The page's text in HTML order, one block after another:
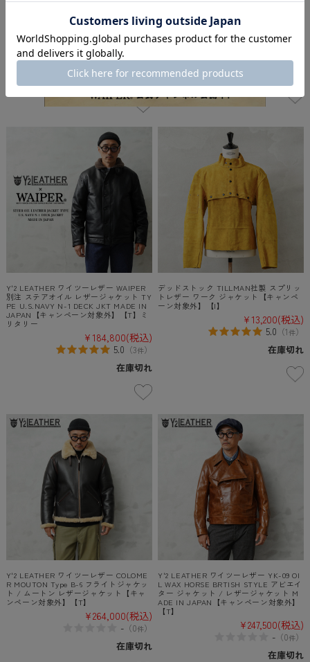
2 フライトジャケット / レザージャケッ
ト MADE IN JAPAN【キャンペーン対象
外】【T】
¥195,800(税込)
-（0件）
在庫切れ
T ラム レザー A-2 ジャケット【キャン
ペーン対象外】【T】
¥64,900(税込)
Y'2 LEATHER ワイツーレザー WAIPER
別注 ステアオイル レザージャケット TY
PE U.S.NAVY N-1 DECK JKT MADE IN
JAPAN【キャンペーン対象外】【T】ミ
リタリー
¥184,800(税込)
5.0 （3件）
在庫切れ
デッドストック TILLMAN社製 スプリッ
トレザー ワーク ジャケット【キャンペ
ーン対象外】【I】
¥13,200(税込)
5.0 （1件）
在庫切れ
Y'2 LEATHER ワイツーレザー COLOME
R MOUTON Type B-6 フライトジャケッ
ト / ムートン レザージャケット【キャ
ンペーン対象外】【T】
¥264,000(税込)
-（0件）
在庫切れ
Y'2 LEATHER ワイツーレザー YK-09 OI
L WAX HORSE BRTISH STYLE アビエイ
ター ジャケット / レザージャケット M
ADE IN JAPAN【キャンペーン対象外】
【T】
¥247,500(税込)
- （0件）
在庫切れ